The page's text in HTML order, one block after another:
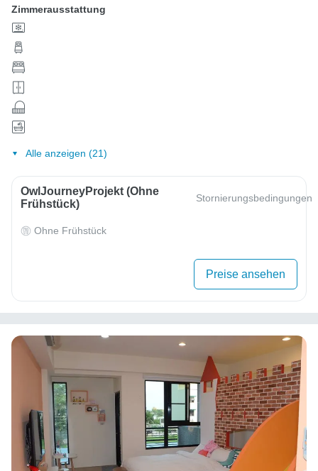
Zimmerausstattung
Alle anzeigen (21)
OwlJourneyProjekt (ohne
Frühstück)
Stornierungsbedingungen
Ohne Frühstück
Preise ansehen